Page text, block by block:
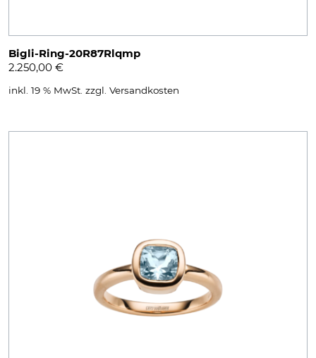
Bigli-Ring-20R87Rlqmp
2.250,00 €
inkl. 19 % MwSt. zzgl. Versandkosten